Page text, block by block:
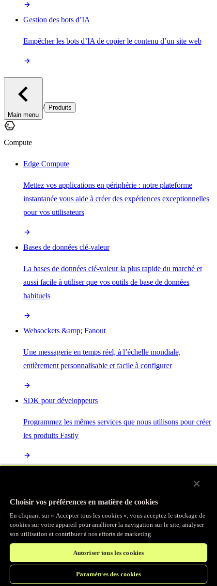
Gestion des bots d’IA
Empêcher les bots d’IA de copier le contenu d’un site web
Main menu
/ Produits
Compute
Edge Compute
Mettez vos applications en périphérie : notre plateforme
instantanée vous aide à créer des expériences exceptionnelles
pour vos utilisateurs
Bases de données clé-valeur
La bases de données clé-valeur la plus rapide du marché et
aussi facile à utiliser que vos outils de base de données
habituels
Websockets &amp; Fanout
Une messagerie en temps réel, à l’échelle mondiale,
entièrement personnalisable et facile à configurer
SDK pour développeurs
Programmez les mêmes services que nous utilisons pour créer
les produits Fastly
sur des normes ouvertes et intégrée à la suite complète de
produits Fastly
Accélérez vos charges de travail d’IA et gagnez en efficacité
Choisir vos préférences en matière de cookies
En cliquant sur « Accepter tous les cookies », vous acceptez le stockage de
cookies sur votre appareil pour améliorer la navigation sur le site, analyser
son utilisation et contribuer à nos efforts de marketing.
Autoriser tous les cookies
Paramètres des cookies